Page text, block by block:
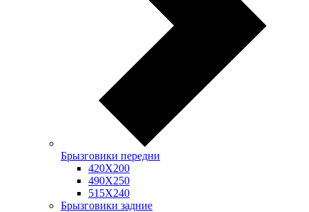
Брызговики передни
420Х200
490Х250
515Х240
Брызговики задние